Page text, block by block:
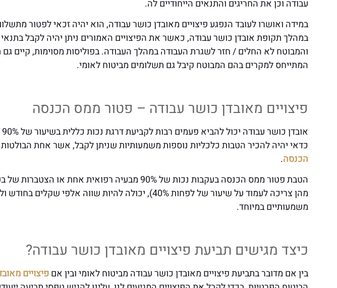
עבודה וכן את החריגים והתנאים הייחודיים לה.
במידה ואושרו לעובד הנפגע פיצויים מאובדן כושר עבודה, הוא יהיה זכאי לפטור
במהלך תקופת אובדן כושר עבודה, כאשר את הפיצויים האמורים ניתן יהיה לקבל
והמבוטח לא החלים / חזר לשגרת העבודה במהלך העבודה. בפוליסות מסוימות, קיים גם
המתייחס למקרים בהם המבוטח קיבל גם תשלומים מביטוח לאומי.
פיצויים מאובדן כושר עבודה – פטור ממס הכנסה
כדאי יהיה להכיר הטבות כלכליות נוספות משמעותיות שניתן לקבל, אשר אחת הבולטות
הכנסה.
הטבת פטור ממס הכנסה בעקבות נכות של 90% מבעיה רפואית
מהן צריכה לעמוד על שיעור של לפחות 40%), יכולה להיות שווה
משמעותיים במיוחד.
כיצד מגישים תביעת פיצויים מאובדן כושר עבודה?
בין אם מדובר בתביעת פיצויים מאובדן כושר עבודה מביטוח לאומי ובין אםפיצויים